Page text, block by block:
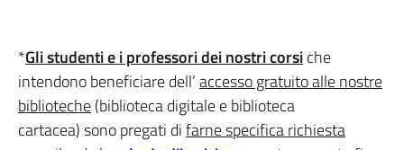
*Gli studenti e i professori dei nostri corsiche
intendono beneficiare dell’accesso gratuito alle nostre
biblioteche(biblioteca digitale e biblioteca
cartacea) sono pregati difarne specifica richiesta